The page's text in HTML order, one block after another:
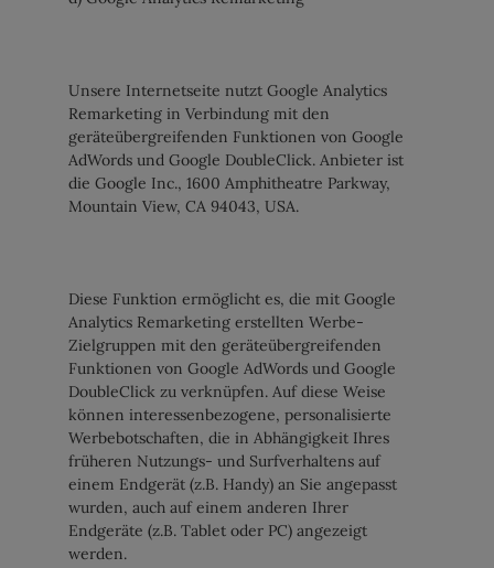
Unsere Internetseite nutzt Google Analytics
Remarketing in Verbindung mit den
geräteübergreifenden Funktionen von Google
AdWords und Google DoubleClick. Anbieter ist
die Google Inc., 1600 Amphitheatre Parkway,
Mountain View, CA 94043, USA.
Diese Funktion ermöglicht es, die mit Google
Analytics Remarketing erstellten Werbe-
Zielgruppen mit den geräteübergreifenden
Funktionen von Google AdWords und Google
DoubleClick zu verknüpfen. Auf diese Weise
können interessenbezogene, personalisierte
Werbebotschaften, die in Abhängigkeit Ihres
früheren Nutzungs- und Surfverhaltens auf
einem Endgerät (z.B. Handy) an Sie angepasst
wurden, auch auf einem anderen Ihrer
Endgeräte (z.B. Tablet oder PC) angezeigt
werden.